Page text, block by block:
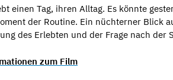
einen Tag, ihren Alltag. Es könnte
der Routine. Ein nüchterner Blick
des Erlebten und der Frage nach der
zum Film